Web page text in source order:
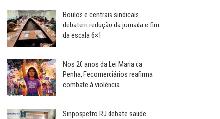
Boulos e centrais sindicais
debatem redução da jornada e fim
da escala 6×1
Nos 20 anos da Lei Maria da
Penha, Fecomerciários reafirma
combate à violência
Sinpospetro RJ debate saúde